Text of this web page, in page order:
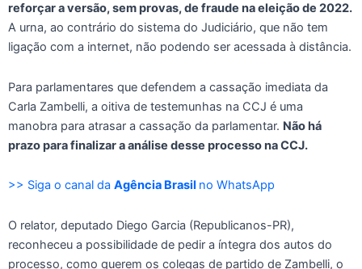
reforçar a versão, sem provas, de fraude na eleição de 2022.
A urna, ao contrário do sistema do Judiciário, que não tem
ligação com a internet, não podendo ser acessada à distância.
Para parlamentares que defendem a cassação imediata da
Carla Zambelli, a oitiva de testemunhas na CCJ é uma
manobra para atrasar a cassação da parlamentar. Não há
prazo para finalizar a análise desse processo na CCJ.
>> Siga o canal da Agência Brasil no WhatsApp
O relator, deputado Diego Garcia (Republicanos-PR),
reconheceu a possibilidade de pedir a íntegra dos autos do
processo, como querem os colegas de partido de Zambelli, o